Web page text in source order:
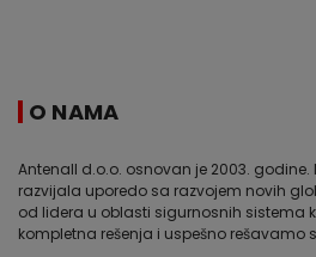
O NAMA
Antenall d.o.o. osnovan je 2003.
razvijala uporedo sa razvojem novih
od lidera u oblasti sigurnosnih sistema
kompletna rešenja i uspešno rešavamo